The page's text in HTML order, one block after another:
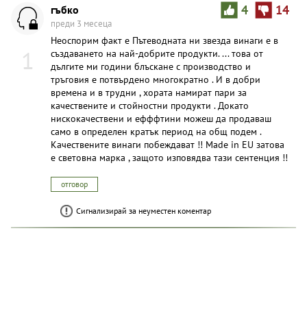
1
4 14
гъбко
преди 3 месеца
Неоспорим факт е Пътеводната ни звезда винаги е в
създаването на най-добрите продукти. ... това от
дългите ми години блъскане с производство и
тръговия е потвърдено многократно . И в добри
времена и в трудни , хората намират пари за
качествените и стойностни продукти . Докато
нискокачествени и ефффтини можеш да продаваш
само в определен кратък период на общ подем .
Качествените винаги побеждават !! Made in EU затова
е световна марка , защото изповядва тази сентенция !!
отговор
Сигнализирай за неуместен коментар